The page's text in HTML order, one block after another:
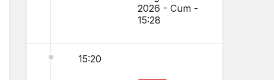
2026 - Cum -
15:28
15:20